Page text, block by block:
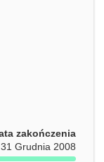
zakończenia
31 Grudnia 2008